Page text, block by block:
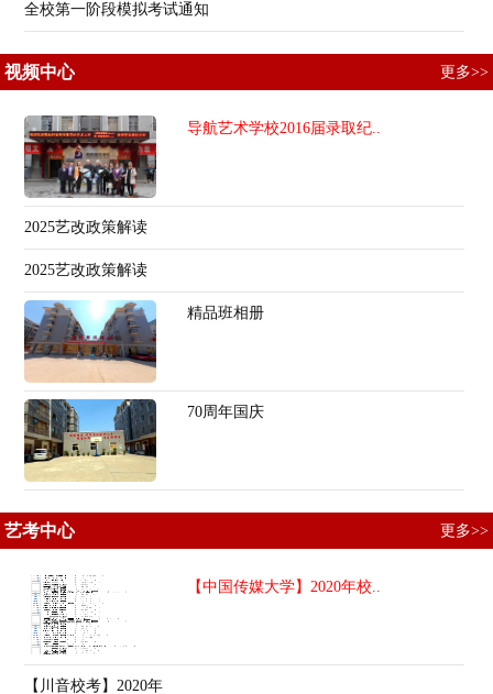
全校第一阶段模拟考试通知
视频中心 更多>>
导航艺术学校2016届录取纪..
2025艺改政策解读
2025艺改政策解读
精品班相册
70周年国庆
艺考中心 更多>>
【中国传媒大学】2020年校..
【川音校考】2020年